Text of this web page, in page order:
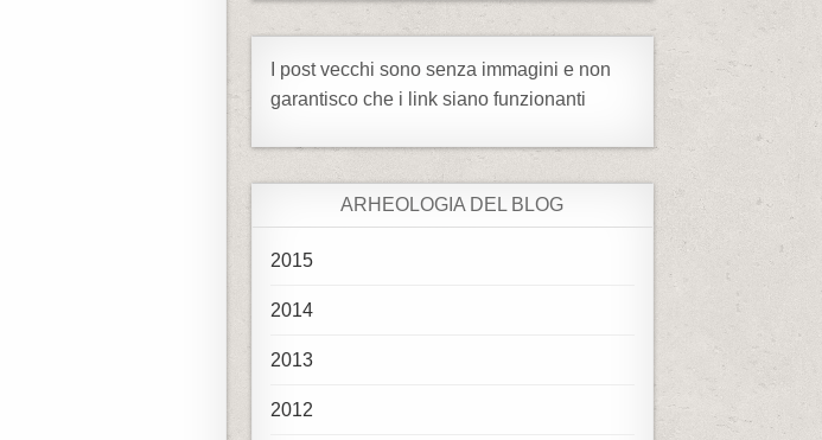
I post vecchi sono senza immagini e non
garantisco che i link siano funzionanti
ARHEOLOGIA DEL BLOG
2015
2014
2013
2012